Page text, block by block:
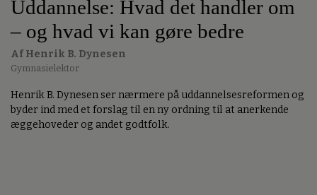
Uddannelse: Hvad det handler om
– og hvad vi kan gøre bedre
Af Henrik B. Dynesen
Gymnasielektor
Henrik B. Dynesen ser nærmere på uddannelsesreformen og
byder ind med et forslag til en ny ordning til at anerkende
æggehoveder og andet godtfolk.